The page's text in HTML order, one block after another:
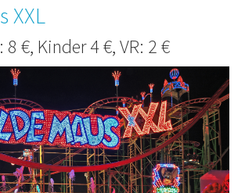
XXL
€, Kinder 4 €, VR: 2 €